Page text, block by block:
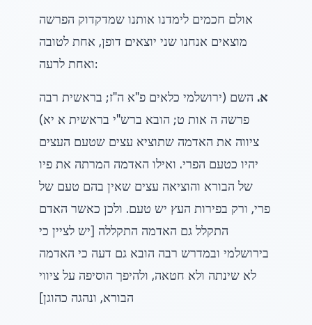
אולם חכמים לימדנו אותנו שמדקדוק הפרשה
מוצאים אנחנו שני יוצאים דופן, אחת לטובה
ואחת לרעה:
א. השם (ירושלמי כלאים פ"א ה"ז; בראשית רבה
פרשה ה אות ט; הובא ברש"י בראשית א יא)
ציווה את האדמה שתוציא עצים שטעם העצים
יהיו כטעם הפרי. ואילו האדמה המרתה את פיו
של הבורא והוציאה עצים שאין בהם טעם של
פרי, ורק בפירות העץ יש טעם. ולכן כאשר האדם
התקלל גם האדמה התקללה [יש לציין כי
בירושלמי ובמדרש רבה הובא גם דעה כי האדמה
לא שינתה ולא חטאה, ולהיפך הוסיפה על ציווי
הבורא, ונהגה כהוגן]